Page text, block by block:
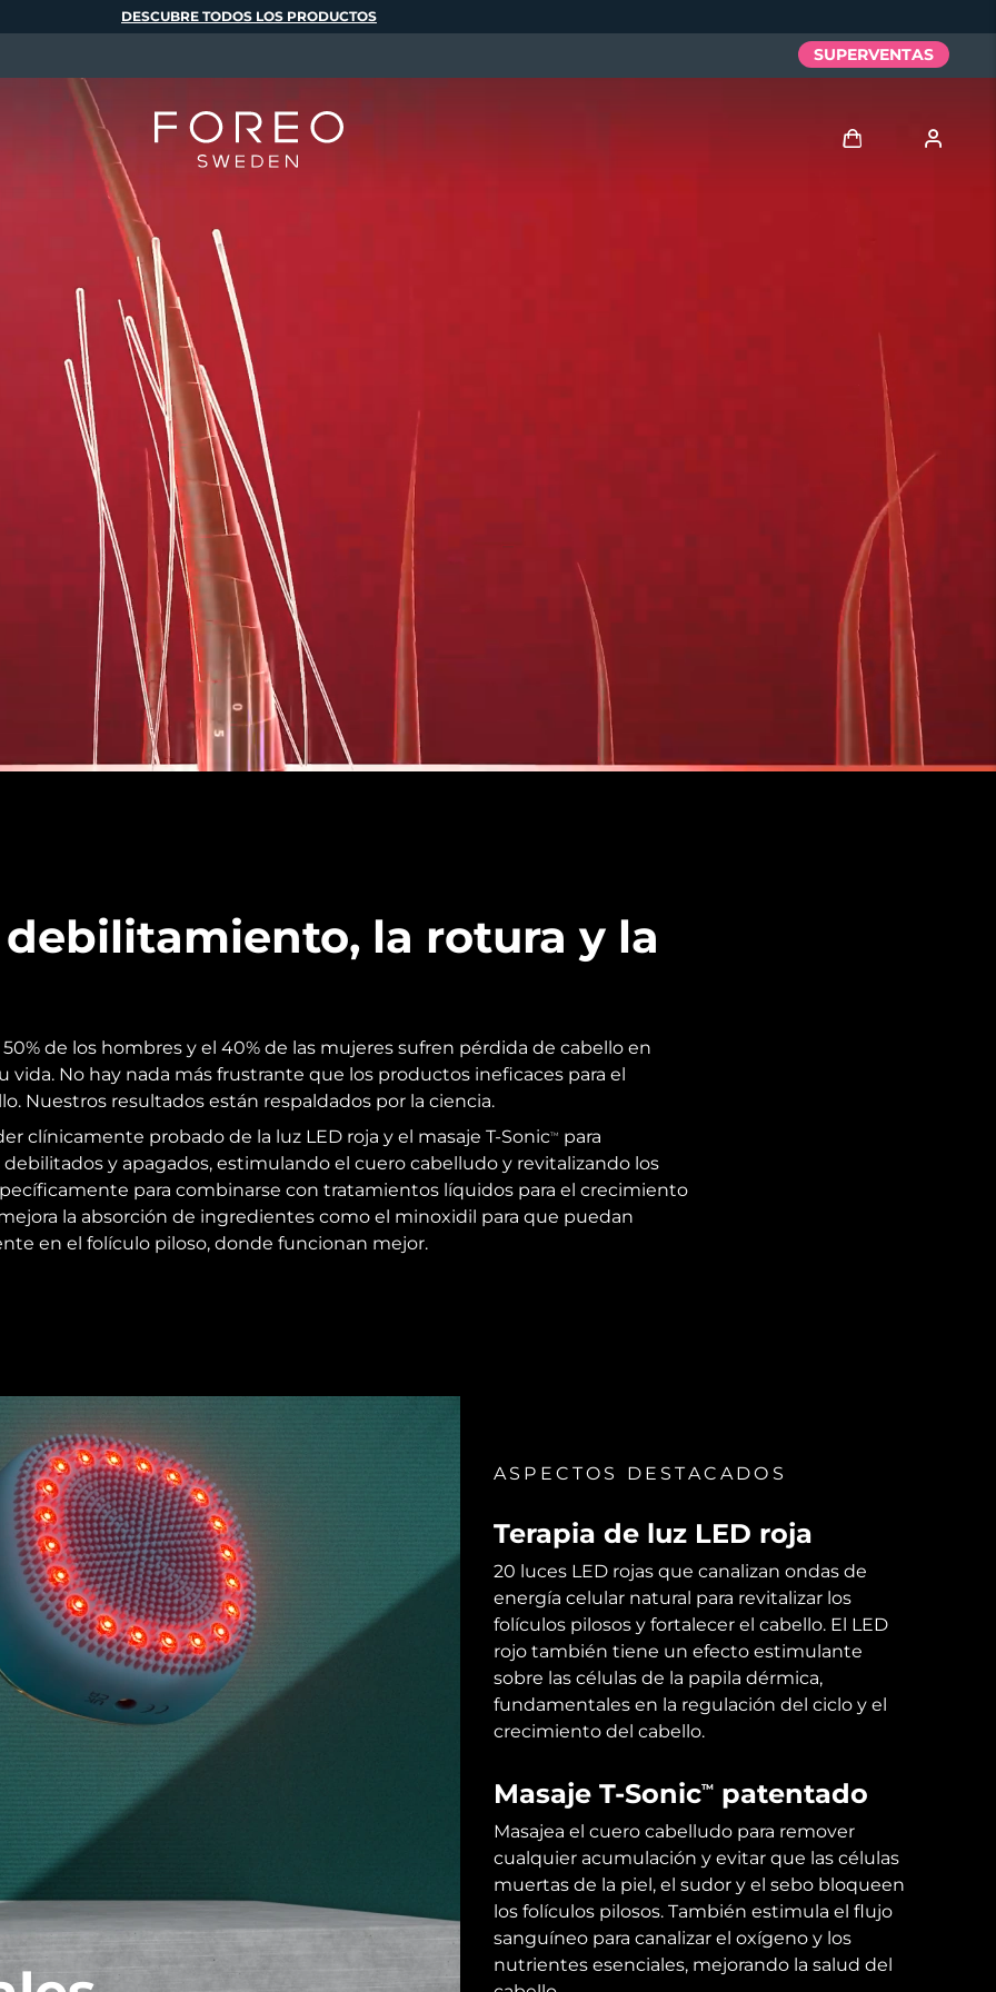
la rotura y la
de los hombres y el 40% de las mujeres sufren pérdida de cabello en
No hay nada más frustrante que los productos ineficaces para el
Nuestros resultados están respaldados por la ciencia.
clínicamente probado de la luz LED roja y el masaje T-SonicTM
para
y apagados, estimulando el cuero cabelludo y revitalizando los
para combinarse con tratamientos líquidos para el crecimiento
la absorción de ingredientes como el minoxidil para que puedan
en el folículo piloso, donde funcionan mejor.
ASPECTOS DESTACADOS
Terapia de luz LED roja
20 luces LED rojas que canalizan ondas de
energía celular natural para revitalizar los
folículos pilosos y fortalecer el cabello. El LED
rojo también tiene un efecto estimulante
sobre las células de la papila dérmica,
fundamentales en la regulación del ciclo y el
crecimiento del cabello.
Masaje T-SonicTMpatentado
Masajea el cuero cabelludo para remover
cualquier acumulación y evitar que las células
muertas de la piel, el sudor y el sebo bloqueen
los folículos pilosos. También estimula el flujo
sanguíneo para canalizar el oxígeno y los
nutrientes esenciales, mejorando la salud del
DESCUBRE TODOS LOS PRODUCTOS
SUPERVENTAS
Mis pedidos
Mis direcciones
Mis suscripciones